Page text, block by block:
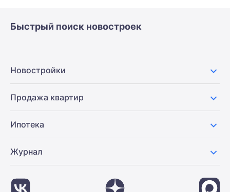
Быстрый поиск новостроек
Новостройки
Продажа квартир
Ипотека
Журнал